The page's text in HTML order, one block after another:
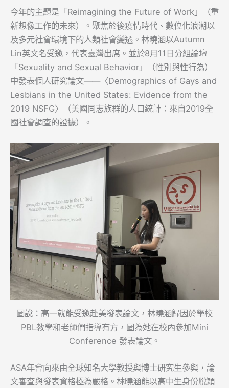
今年的主題是「Reimagining the Future of Work」（重
新想像工作的未來）。聚焦於後疫情時代、數位化浪潮以
及多元社會環境下的人類社會變遷。林曉涵以Autumn
Lin英文名受邀，代表臺灣出席。並於8月11日分組論壇
「Sexuality and Sexual Behavior」（性別與性行為）
中發表個人研究論文——〈Demographics of Gays and
Lesbians in the United States: Evidence from the
2019 NSFG〉（美國同志族群的人口統計：來自2019全
國社會調查的證據）。
圖說：高一就能受邀赴美發表論文，林曉涵歸因於學校
PBL教學和老師們指導有方，圖為她在校內參加Mini
Conference 發表論文。
ASA年會向來由全球知名大學教授與博士研究生參與，論
文審查與發表資格極為嚴格。林曉涵能以高中生身份脫穎